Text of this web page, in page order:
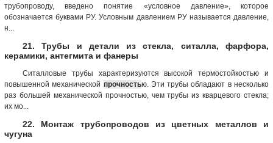
трубопроводу, введено понятие «условное давление», которое
обозначается буквами РУ. Условным давлением РУ называется давление,
н...
21. Трубы и детали из стекла, ситалла, фарфора,
керамики, антегмита и фанеры
Ситалловые трубы характеризуются высокой термостойкостью и
повышенной механической прочностью. Эти трубы обладают в несколько
раз большей механической прочностью, чем трубы из кварцевого стекла;
их мо...
22. Монтаж трубопроводов из цветных металлов и
чугуна